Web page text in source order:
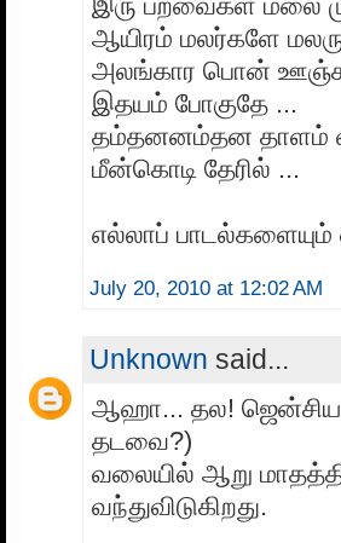
ஆயிரம் மலர்களே
அலங்கார பொன்
இதயம் போகுதே ...
தம்தனனம்தன தாளம்
மீன்கொடி தேரில் ...
எல்லாப் பாடல்களையும்
July 20, 2010 at 12:02 AM
Unknown said...
ஆஹா... தல! ஜென்சிய
தடவை?)
வலையில் ஆறு
வந்துவிடுகிறது.